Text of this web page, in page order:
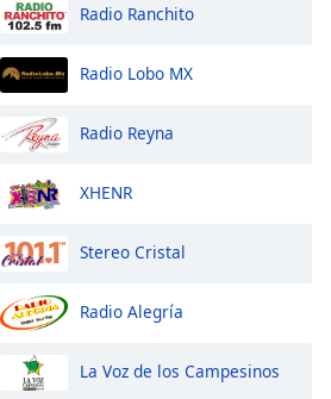
Radio Ranchito
Radio Lobo MX
Radio Reyna
XHENR
Stereo Cristal
Radio Alegría
La Voz de los Campesinos